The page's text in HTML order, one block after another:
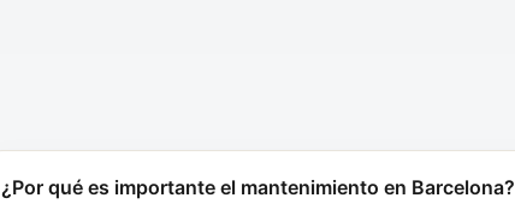
¿Por qué es importante el mantenimiento en Barcelona?